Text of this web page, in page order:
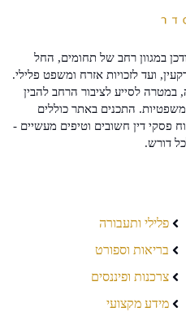
במגוון רחב של תחומים, החל
ועד לזכויות אזרח ומשפט פלילי.
לסייע לציבור הרחב להבין
התכנים באתר כוללים
פסקי דין חשובים וטיפים מעשיים -
דורש.
פלילי ותעבורה
בריאות וספורט
צרכנות ופיננסים
מידע מקצועי